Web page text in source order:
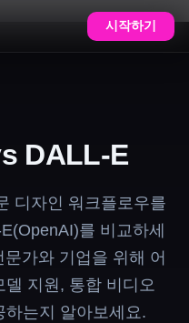
시작하기
DALL-E
디자인 워크플로우를
를 비교하세
가와 기업을 위해 어
지원, 통합 비디오
는지 알아보세요.